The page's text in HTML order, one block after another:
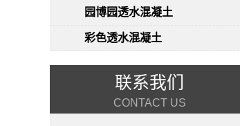
园博园透水混凝土
彩色透水混凝土
联系我们
CONTACT US